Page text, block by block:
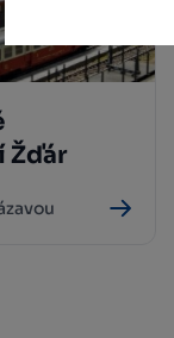
Žďár